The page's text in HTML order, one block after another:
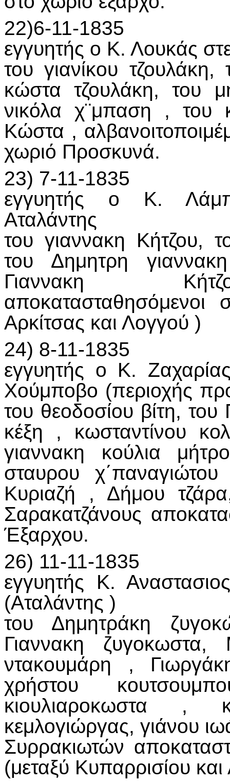
22)6-11-1835
εγγυητής ο Κ. Λουκάς
του γιανίκου
κώστα τζουλάκη, του
νικόλα χ¨μπαση , του
Κώστα ,
χωριό Προσκυνά.
23) 7-11-1835
εγγυητής ο Κ.
Αταλάντης
του γιαννακη Κήτζου,
του Δημητρη
Γιαννακη
αποκατασταθησόμενοι
Αρκίτσας και Λογγού )
24) 8-11-1835
εγγυητής ο Κ.
Χούμποβο (περιοχής
του θεοδοσίου βίτη,
κέξη , κωσταντίνου
γιαννακη κούλια
σταυρου
Κυριαζή , Δήμου
Σαρακατζάνους
Έξαρχου.
26) 11-11-1835
εγγυητής Κ.
(Αταλάντης )
του Δημητράκη
Γιαννακη
ντακουμάρη ,
χρήστου
κιουλιαροκωστα ,
κεμλογιώργας, γιάνου
Συρρακιωτών
(μεταξύ Κυπαρρισίου